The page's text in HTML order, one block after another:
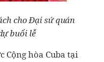
cho Đại sứ quán
buổi lễ
Cộng hòa Cuba tại